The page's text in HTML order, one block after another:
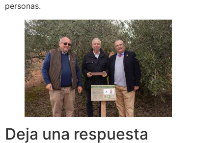
personas.
Deja una respuesta